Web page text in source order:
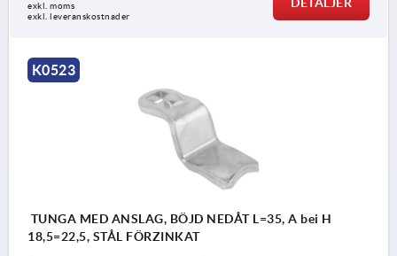
exkl. moms
exkl. leveranskostnader
DETALJER
K0523
TUNGA MED ANSLAG, BÖJD NEDÅT L=35, A bei H
18,5=22,5, STÅL FÖRZINKAT